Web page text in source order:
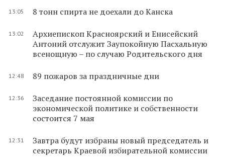
13:05 8 тонн спирта не доехали до Канска
13:02
Архиепископ Красноярский и Енисейский
Антоний отслужит Заупокойную Пасхальную
всенощную – по случаю Родительского дня
12:48 89 пожаров за праздничные дни
12:36
Заседание постоянной комиссии по
экономической политике и собственности
состоится 7 мая
12:31
Завтра будут избраны новый председатель и
секретарь Краевой избирательной комиссии